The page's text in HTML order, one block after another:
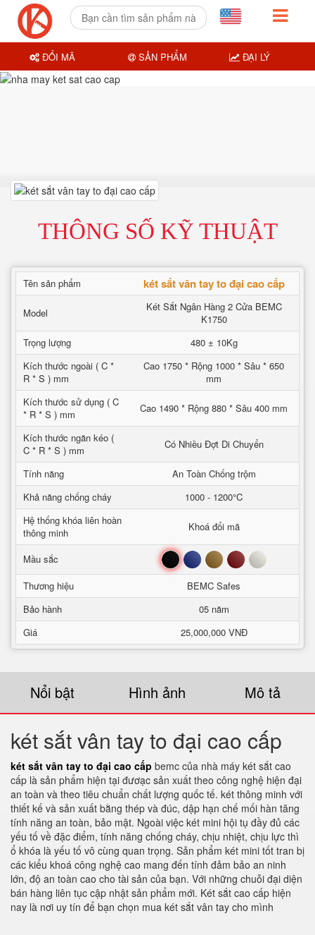
THÔNG SỐ KỸ THUẬT
Tên sản phẩm két sắt vân tay to đại cao cấp
Model
Két Sắt Ngân Hàng 2 Cửa BEMC
K1750
Trọng lượng
480 ± 10Kg
Kích thước ngoài ( C *
R * S ) mm
Cao 1750 * Rộng 1000 * Sâu * 650
mm
Kích thước sử dụng ( C
* R * S ) mm
Cao 1490 * Rộng 880 * Sâu 400 mm
Kích thước ngăn kéo (
C * R * S ) mm
Có Nhiều Đợt Di Chuyển
Tính năng
An Toàn Chống trộm
Khả năng chống cháy
1000 - 1200°C
Hệ thống khóa liên hoàn
thông minh
Khoá đổi mã
Mầu sắc Đen Xanh Nâu Đỏ Trắng
Thương hiệu
BEMC Safes
Bảo hành
05 năm
Giá
25,000,000 VNĐ
Nổi bật Hình ảnh Mô tả
két sắt vân tay to đại cao cấp
két sắt vân tay to đại cao cấp bemc của nhà máy két sắt cao
cấp là sản phẩm hiện tại đươạc sản xuất theo công nghệ hiện đại
an toàn và theo tiêu chuẩn chất lượng quốc tế. két thông minh với
thiết kế và sản xuất bằng thép và đúc, dập hạn chế mối hàn tăng
tính năng an toàn, bảo mật. Ngoài việc két mini hội tụ đầy đủ các
yếu tố về đặc điểm, tính năng chống cháy, chịu nhiệt, chịu lực thì
ổ khóa là yếu tố vô cùng quan trọng. Sản phẩm két mini tốt tran bị
các kiểu khoá công nghệ cao mang đến tính đảm bảo an ninh
lớn, độ an toàn cao cho tài sản của bạn. Với những chuỗi đại diện
bán hàng liên tục cập nhật sản phẩm mới. Két sắt cao cấp hiện
nay là nơi uy tín để bạn chọn mua két sắt vân tay cho mình
ĐỔI MÃ SẢN PHẨM ĐẠI LÝ